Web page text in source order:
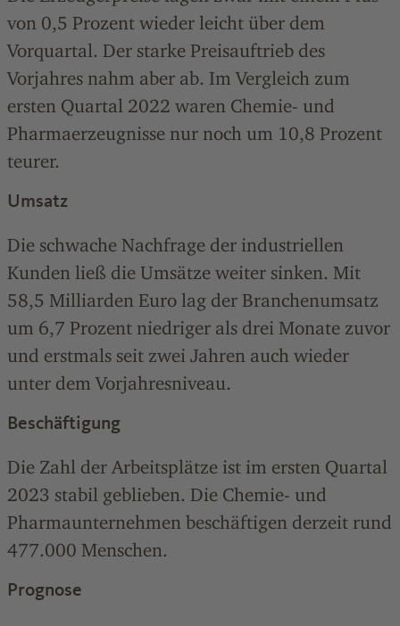
von 0,5 Prozent wieder leicht über dem
Vorquartal. Der starke Preisauftrieb des
Vorjahres nahm aber ab. Im Vergleich zum
ersten Quartal 2022 waren Chemie- und
Pharmaerzeugnisse nur noch um 10,8 Prozent
teurer.
Umsatz
Die schwache Nachfrage der industriellen
Kunden ließ die Umsätze weiter sinken. Mit
58,5 Milliarden Euro lag der Branchenumsatz
um 6,7 Prozent niedriger als drei Monate zuvor
und erstmals seit zwei Jahren auch wieder
unter dem Vorjahresniveau.
Beschäftigung
Die Zahl der Arbeitsplätze ist im ersten Quartal
2023 stabil geblieben. Die Chemie- und
Pharmaunternehmen beschäftigen derzeit rund
477.000 Menschen.
Prognose